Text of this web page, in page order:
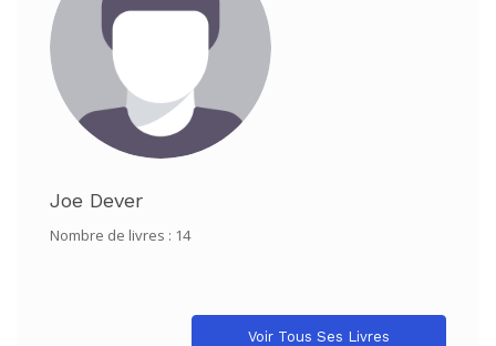
Joe Dever
Nombre de livres : 14
Voir Tous Ses Livres